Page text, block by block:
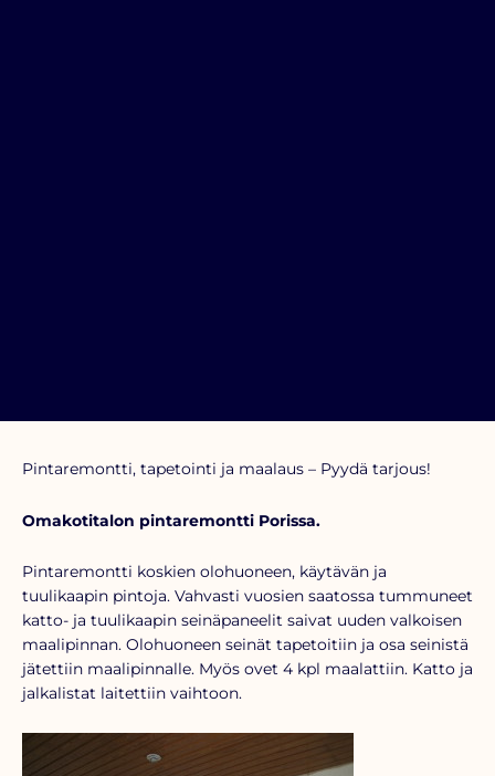
Pintaremontti, tapetointi ja maalaus – Pyydä tarjous!
Omakotitalon pintaremontti Porissa.
Pintaremontti koskien olohuoneen, käytävän ja
tuulikaapin pintoja. Vahvasti vuosien saatossa tummuneet
katto- ja tuulikaapin seinäpaneelit saivat uuden valkoisen
maalipinnan. Olohuoneen seinät tapetoitiin ja osa seinistä
jätettiin maalipinnalle. Myös ovet 4 kpl maalattiin. Katto ja
jalkalistat laitettiin vaihtoon.